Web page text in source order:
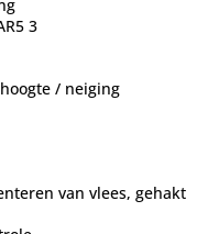
3
/ neiging
van vlees, gehakt